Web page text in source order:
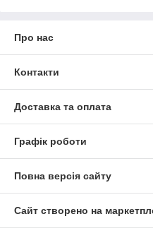
Про нас
Контакти
Доставка та оплата
Графік роботи
Повна версія сайту
Сайт створено на